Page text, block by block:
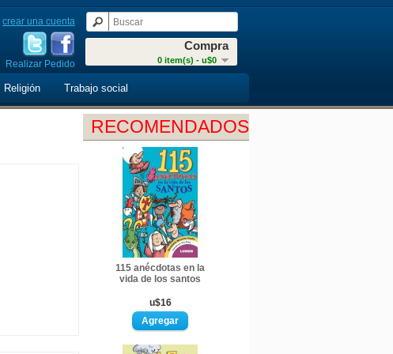
Compra
0 item(s) - u$0
crear una cuenta
Realizar Pedido
Religión Trabajo social
RECOMENDADOS
115 anécdotas en la
vida de los santos
u$16